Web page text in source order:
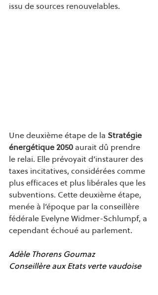
issu de sources renouvelables.
Une deuxième étape de la Stratégie
énergétique 2050 aurait dû prendre
le relai. Elle prévoyait d’instaurer des
taxes incitatives, considérées comme
plus efficaces et plus libérales que les
subventions. Cette deuxième étape,
menée à l’époque par la conseillère
fédérale Evelyne Widmer-Schlumpf, a
cependant échoué au parlement.
Adèle Thorens Goumaz
Conseillère aux Etats verte vaudoise